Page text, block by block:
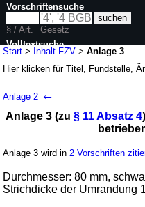
Start > Inhalt FZV >Anlage 3
Hier klicken fürTitel, Fundstelle,
(FZV)
Artikel 1 V. v. 20.07.2023BGBl.
G. v. 12.05.2026BGBl.
9 weitere Fassungen |
wird in 67 Vorschriften zitiert
Abschnitt 8
Anlage 2 ←
Anlage 3 (zu § 11 Absatz 4
Anlage 3 wird in 2 Vorschriften
Durchmesser: 80 mm,
Strichdicke der Umrandung
Vorschriftensuche
§ / Art.
Gesetz
Volltextsuche
nur in FZV